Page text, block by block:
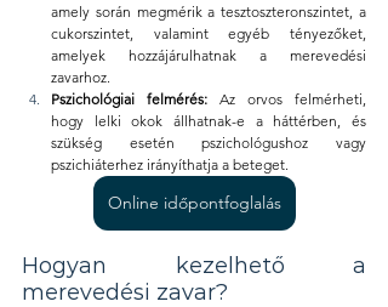
amely során megmérik a tesztoszteronszintet, a
cukorszintet, valamint egyéb tényezőket,
amelyek hozzájárulhatnak a merevedési
zavarhoz.
Pszichológiai felmérés: Az orvos felmérheti,
hogy lelki okok állhatnak-e a háttérben, és
szükség esetén pszichológushoz vagy
pszichiáterhez irányíthatja a beteget.
Online időpontfoglalás
Hogyan kezelhető a
merevedési zavar?